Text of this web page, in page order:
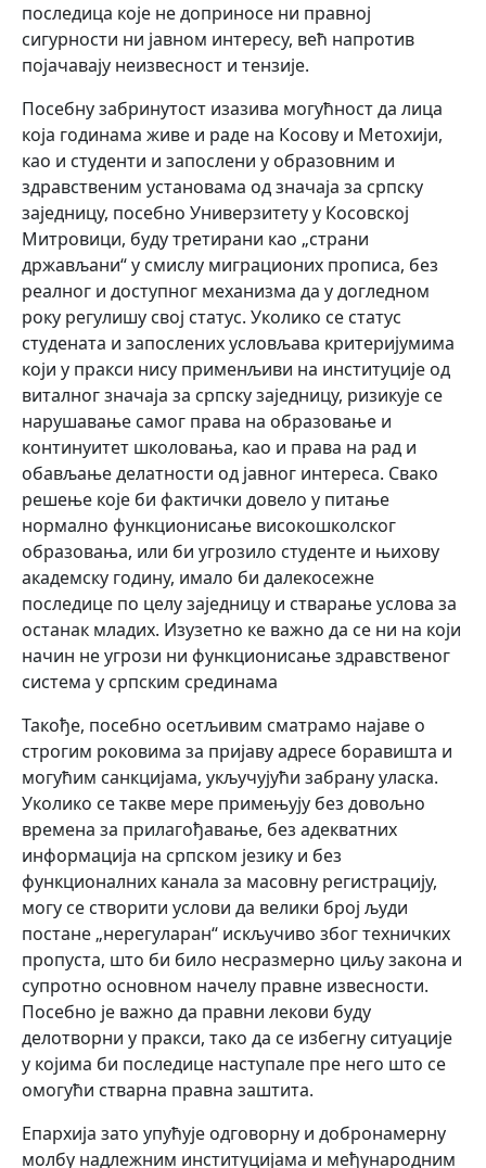
последица које не доприносе ни правној
сигурности ни јавном интересу, већ напротив
појачавају неизвесност и тензије.
Посебну забринутост изазива могућност да лица
која годинама живе и раде на Косову и Метохији,
као и студенти и запослени у образовним и
здравственим установама од значаја за српску
заједницу, посебно Универзитету у Косовској
Митровици, буду третирани као „страни
држављани“ у смислу миграционих прописа, без
реалног и доступног механизма да у догледном
року регулишу свој статус. Уколико се статус
студената и запослених условљава критеријумима
који у пракси нису применљиви на институције од
виталног значаја за српску заједницу, ризикује се
нарушавање самог права на образовање и
континуитет школовања, као и права на рад и
обављање делатности од јавног интереса. Свако
решење које би фактички довело у питање
нормално функционисање високошколског
образовања, или би угрозило студенте и њихову
академску годину, имало би далекосежне
последице по целу заједницу и стварање услова за
останак младих. Изузетно ке важно да се ни на који
начин не угрози ни функционисање здравственог
система у српским срединама
Такође, посебно осетљивим сматрамо најаве о
строгим роковима за пријаву адресе боравишта и
могућим санкцијама, укључујући забрану уласка.
Уколико се такве мере примењују без довољно
времена за прилагођавање, без адекватних
информација на српском језику и без
функционалних канала за масовну регистрацију,
могу се створити услови да велики број људи
постане „нерегуларан“ искључиво због техничких
пропуста, што би било несразмерно циљу закона и
супротно основном начелу правне извесности.
Посебно је важно да правни лекови буду
делотворни у пракси, тако да се избегну ситуације
у којима би последице наступале пре него што се
омогући стварна правна заштита.
Епархија зато упућује одговорну и добронамерну
молбу надлежним институцијама и међународним